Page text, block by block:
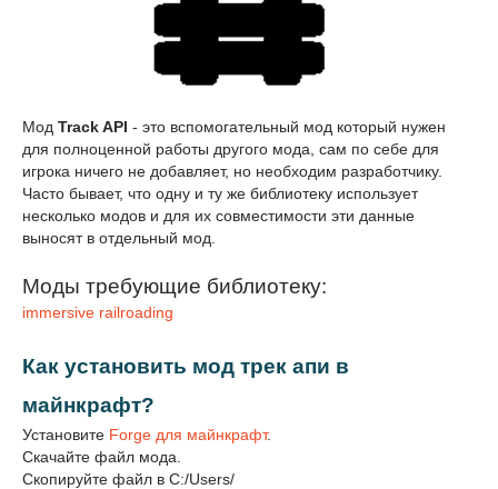
Мод Track API - это вспомогательный мод который нужен
для полноценной работы другого мода, сам по себе для
игрока ничего не добавляет, но необходим разработчику.
Часто бывает, что одну и ту же библиотеку использует
несколько модов и для их совместимости эти данные
выносят в отдельный мод.
Моды требующие библиотеку:
immersive railroading
Как установить мод трек апи в
майнкрафт?
Установите Forge для майнкрафт.
Скачайте файл мода.
Скопируйте файл в C:/Users/